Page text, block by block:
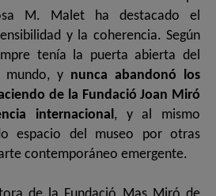
M. Malet ha destacado el
y la coherencia. Según
tenía la puerta abierta del
mundo, y nunca abandonó los
de la Fundació Joan Miró
internacional, y al mismo
espacio del museo por otras
contemporáneo emergente.